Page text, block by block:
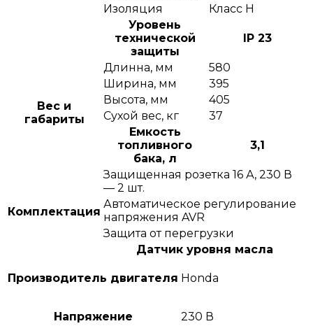
Изоляция
Класс H
Уровень
технической
защиты
IP 23
Вес и
габариты
Длинна, мм
580
Ширина, мм
395
Высота, мм
405
Сухой вес, кг
37
Емкость
топливного
бака, л
3,1
Комплектация
Защищенная розетка 16 А, 230 В
— 2 шт.
Автоматическое регулирование
напряжения AVR
Защита от перегрузки
Датчик уровня масла
Производитель двигателя Honda
Напряжение 230 В